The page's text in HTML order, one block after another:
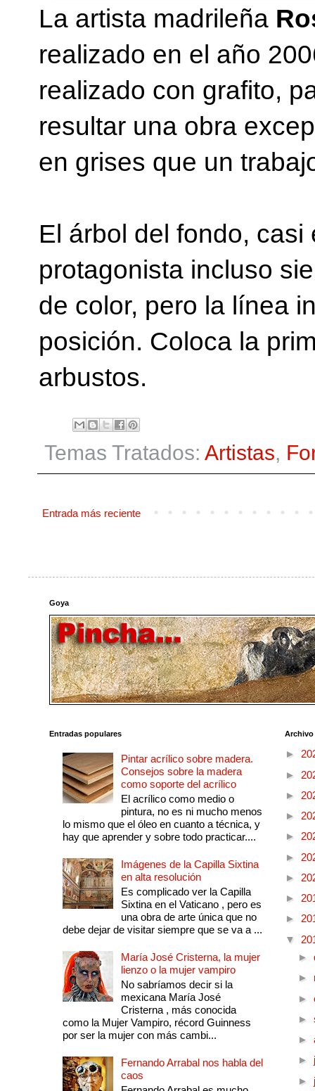
La artista madrileña
realizado en el año
realizado con grafito,
resultar una obra
en grises que un
El árbol del fondo,
protagonista incluso
de color, pero la línea
posición. Coloca la
arbustos.
Temas Tratados: Artistas,
Entrada más reciente
Goya
Entradas populares
Pintar acrílico sobre madera.
Consejos sobre la madera
como soporte del acrílico
El acrílico como medio o
pintura, no es ni mucho menos
lo mismo que el óleo en cuanto a técnica, y
hay que aprender y sobre todo practicar....
Imágenes de la Capilla Sixtina
en alta resolución
Es complicado ver la Capilla
Sixtina en el Vaticano , pero es
una obra de arte única que no
debe dejar de visitar siempre que se va a ...
María José Cristerna, la mujer
lienzo o la mujer vampiro
No sabríamos decir si la
mexicana María José
Cristerna , más conocida
como la Mujer Vampiro, récord Guinness
por ser la mujer con más cambi...
Fernando Arrabal nos habla del
caos
►
►
►
►
►
►
►
►
►
▼
►
►
►
►
►
►
►